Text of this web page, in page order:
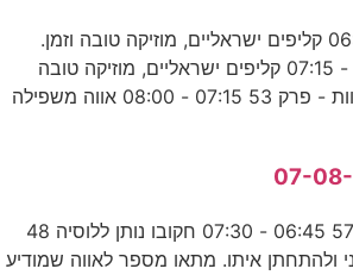
קליפ טיים 06:12 - 06:42 קליפים ישראליים, מוזיקה טובה וזמן.
ש.ח. קליפ טיים 06:42 - 07:15 קליפים ישראליים, מוזיקה טובה
וזמן. ש.ח. לאהוב עד מוות - פרק 53 07:15 - 08:00 אווה משפילה
לאהוב עד מוות - פרק 57 06:45 - 07:30 חקובו נותן ללוסיה 48
ולהתחתן איתו. מתאו מספר לאווה שמודיע